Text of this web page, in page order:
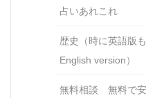
占いあれこれ
歴史（時に英語版
English version）
無料相談 無料で安